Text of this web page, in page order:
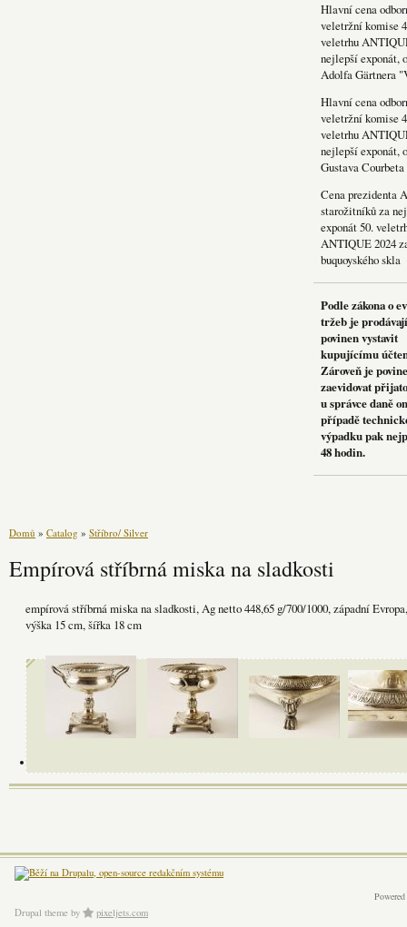
Hlavní cena
veletržní komise
veletrhu
nejlepší exponát,
Adolfa Gärtnera
Hlavní cena
veletržní komise
veletrhu
nejlepší exponát,
Gustava
Cena prezidenta
starožitníků za
exponát 50.
ANTIQUE 2024
buquoyského skla
Podle zákona o
tržeb je
povinen vystavit
kupujícímu
Zároveň je
zaevidovat
u správce daně
případě
výpadku pak
48 hodin.
Domů » Catalog » Stříbro/ Silver
Empírová stříbrná miska na sladkosti
empírová stříbrná miska na sladkosti, Ag netto 448,65 g/700/1000, západní
výška 15 cm, šířka 18 cm
Drupal theme by pixeljets.com